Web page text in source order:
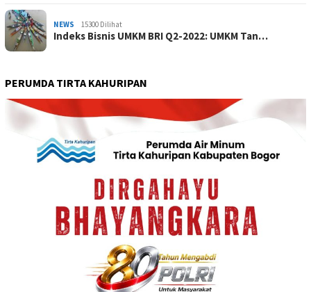
NEWS 15300 Dilihat
Indeks Bisnis UMKM BRI Q2-2022: UMKM Tan…
PERUMDA TIRTA KAHURIPAN